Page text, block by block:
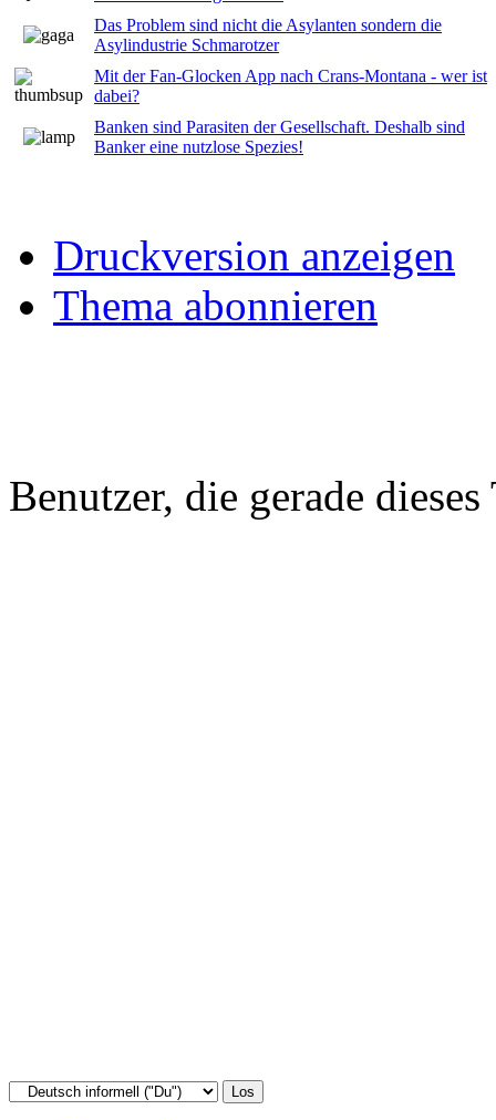
Das Problem sind nicht die Asylanten sondern die
Asylindustrie Schmarotzer
Mit der Fan-Glocken App nach Crans-Montana - wer ist
dabei?
Banken sind Parasiten der Gesellschaft. Deshalb sind
Banker eine nutzlose Spezies!
Druckversion anzeigen
Thema abonnieren
Benutzer, die gerade